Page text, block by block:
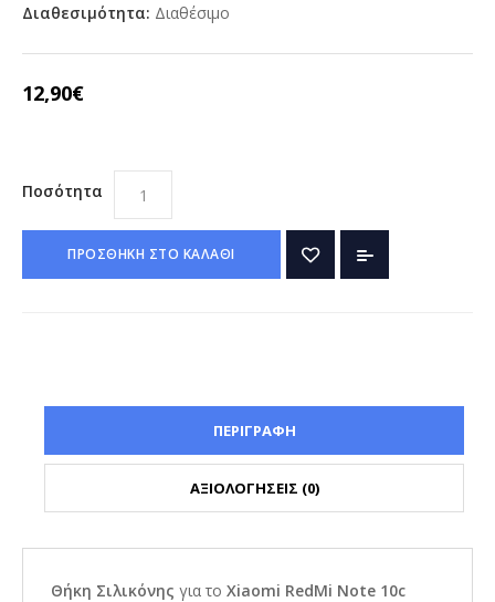
Διαθεσιμότητα: Διαθέσιμο
12,90€
Ποσότητα
ΠΡΟΣΘΗΚΗ ΣΤΟ ΚΑΛΑΘΙ
ΠΕΡΙΓΡΑΦΗ
ΑΞΙΟΛΟΓΗΣΕΙΣ (0)
Θήκη Σιλικόνης για το Xiaomi RedMi Note 10c